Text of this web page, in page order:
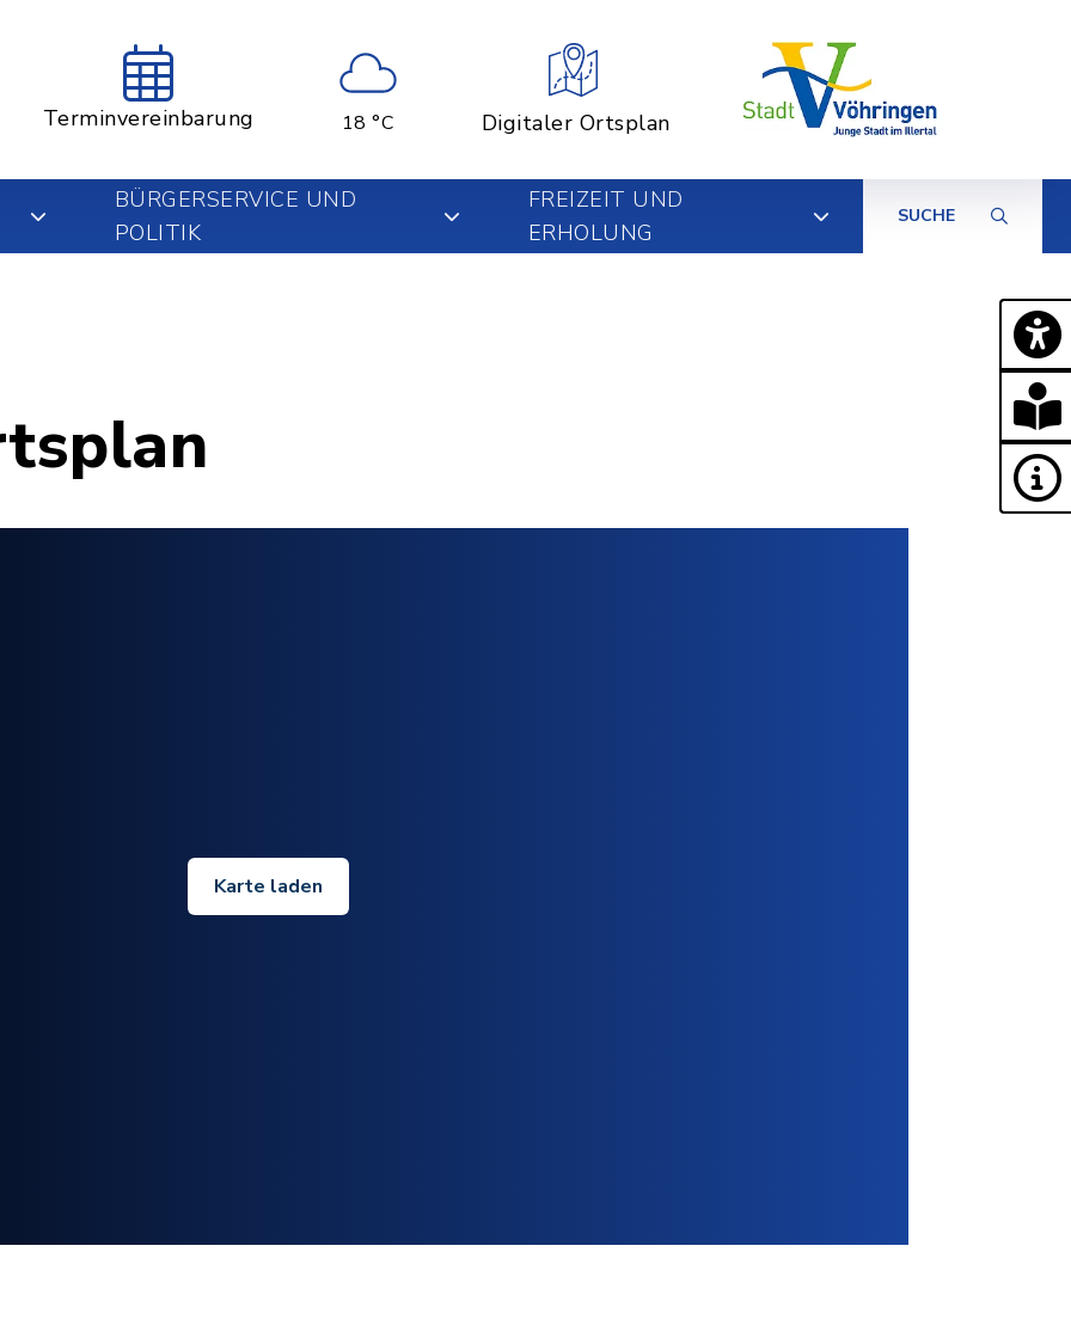
Terminvereinbarung 18 °C Digitaler Ortsplan
BÜRGERSERVICE UND
POLITIK
FREIZEIT UND
ERHOLUNG
SUCHE
Karte laden